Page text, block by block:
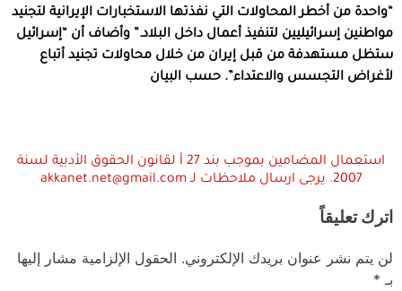
“واحدة من أخطر المحاولات التي نفذتها الاستخبارات الإيرانية لتجنيد
مواطنين إسرائيليين لتنفيذ أعمال داخل البلاد.” وأضاف أن “إسرائيل
ستظل مستهدفة من قبل إيران من خلال محاولات تجنيد أتباع
لأغراض التجسس والاعتداء”. حسب البيان
استعمال المضامين بموجب بند 27 أ لقانون الحقوق الأدبية لسنة
2007. يرجى ارسال ملاحظات لـ akkanet.net@gmail.com
اترك تعليقاً
لن يتم نشر عنوان بريدك الإلكتروني. الحقول الإلزامية مشار إليها
بـ *